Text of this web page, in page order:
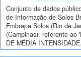
Conjunto de dados
de Informação de Solos
Embrapa Solos (Rio de
(Campinas), referente ao
DE MÉDIA